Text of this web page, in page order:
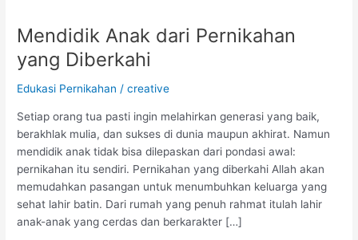
Mendidik Anak dari Pernikahan
yang Diberkahi
Edukasi Pernikahan /creative
Setiap orang tua pasti ingin melahirkan generasi yang baik,
berakhlak mulia, dan sukses di dunia maupun akhirat. Namun
mendidik anak tidak bisa dilepaskan dari pondasi awal:
pernikahan itu sendiri. Pernikahan yang diberkahi Allah akan
memudahkan pasangan untuk menumbuhkan keluarga yang
sehat lahir batin. Dari rumah yang penuh rahmat itulah lahir
anak-anak yang cerdas dan berkarakter […]
Mendidik
dari
Pernikahan
Diberkahi